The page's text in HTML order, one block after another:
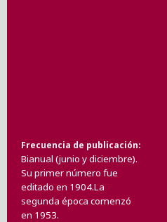
Frecuencia de publicación
Bianual (junio y diciembre).
Su primer número fue
editado en 1904.La
segunda época comenzó
en 1953.